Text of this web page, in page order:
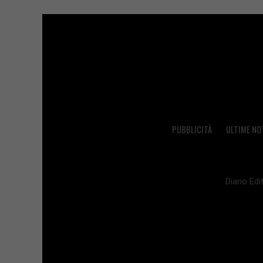
PUBBLICITÀ ULTIME
Diario